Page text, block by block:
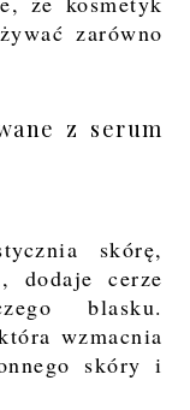
zarówno
z serum
skórę,
dodaje cerze
blasku.
wzmacnia
skóry i